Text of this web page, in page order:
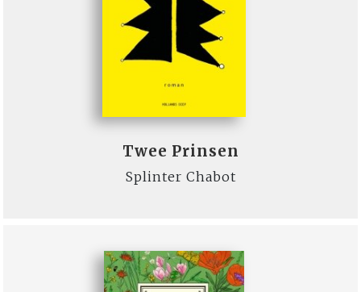
Twee Prinsen
Splinter Chabot